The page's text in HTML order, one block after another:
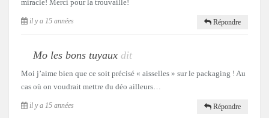
miracle! Merci pour la trouvaille!
il y a 15 années Répondre
Mo les bons tuyaux dit
Moi j’aime bien que ce soit précisé « aisselles » sur le packaging ! Au
cas où on voudrait mettre du déo ailleurs…
il y a 15 années Répondre